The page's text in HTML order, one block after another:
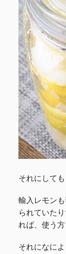
それにして
輸入レモン
られていた
れば、使う
それになに